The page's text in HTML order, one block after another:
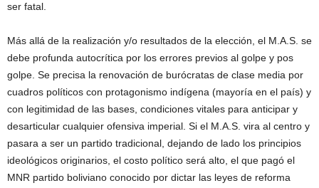
ser fatal.
Más allá de la realización y/o resultados de la elección, el M.A.S. se
debe profunda autocrítica por los errores previos al golpe y pos
golpe. Se precisa la renovación de burócratas de clase media por
cuadros políticos con protagonismo indígena (mayoría en el país) y
con legitimidad de las bases, condiciones vitales para anticipar y
desarticular cualquier ofensiva imperial. Si el M.A.S. vira al centro y
pasara a ser un partido tradicional, dejando de lado los principios
ideológicos originarios, el costo político será alto, el que pagó el
MNR partido boliviano conocido por dictar las leyes de reforma